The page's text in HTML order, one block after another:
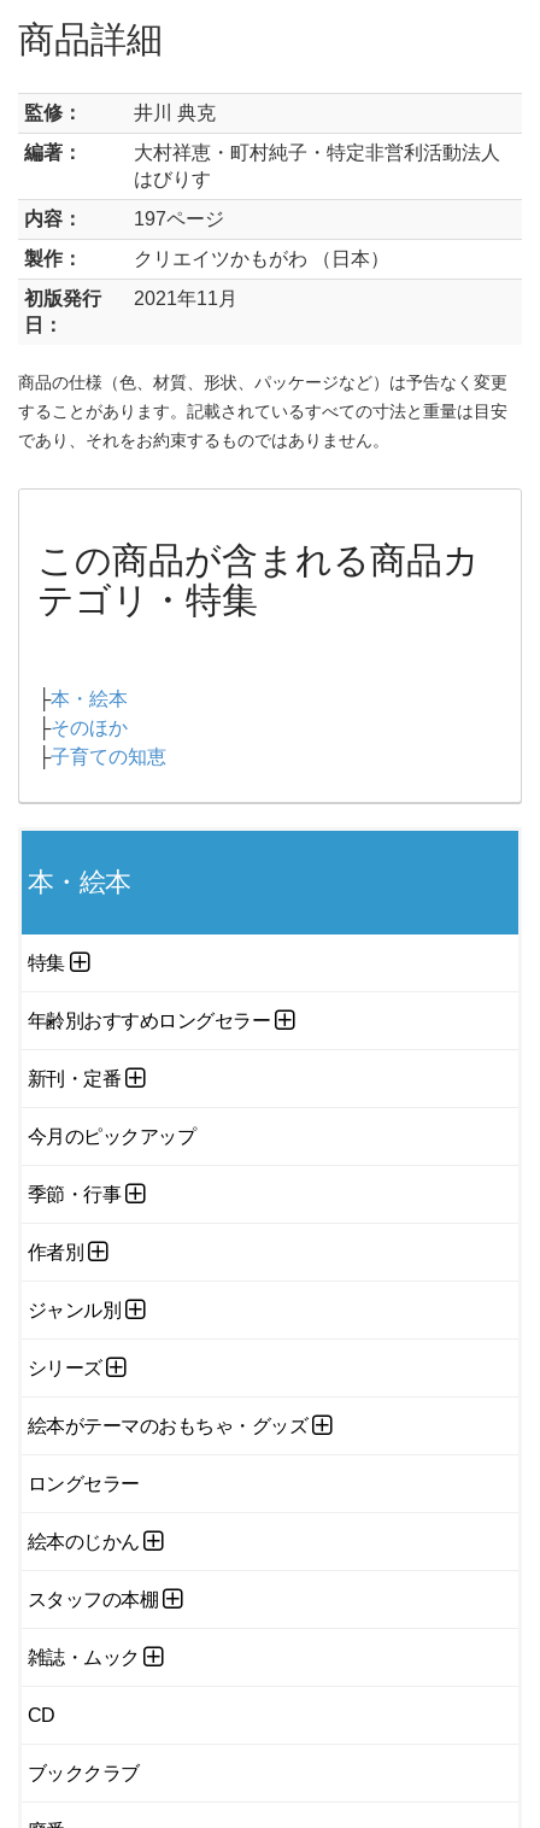
商品詳細
監修：
井川 典克
編著：
大村祥恵・町村純子・特定非営利活動法人
はびりす
内容：
197ページ
製作：
クリエイツかもがわ （日本）
初版発行
日：
2021年11月
商品の仕様（色、材質、形状、パッケージなど）は予告なく変更
することがあります。記載されているすべての寸法と重量は目安
であり、それをお約束するものではありません。
この商品が含まれる商品カ
テゴリ・特集
├本・絵本
├そのほか
├子育ての知恵
本・絵本
特集
年齢別おすすめロングセラー
新刊・定番
今月のピックアップ
季節・行事
作者別
ジャンル別
シリーズ
絵本がテーマのおもちゃ・グッズ
ロングセラー
絵本のじかん
スタッフの本棚
雑誌・ムック
CD
ブッククラブ